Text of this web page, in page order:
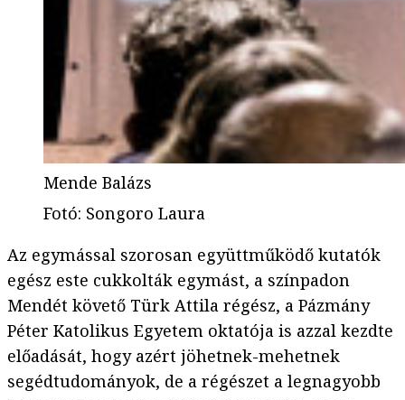
Mende Balázs
Fotó: Songoro Laura
Az egymással szorosan együttműködő kutatók
egész este cukkolták egymást, a színpadon
Mendét követő Türk Attila régész, a Pázmány
Péter Katolikus Egyetem oktatója is azzal kezdte
előadását, hogy azért jöhetnek-mehetnek
segédtudományok, de a régészet a legnagyobb